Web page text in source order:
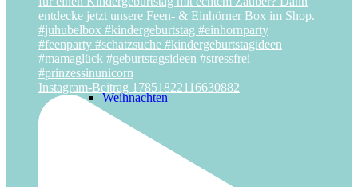
Weihnachten
Instagram-Beitrag 17851822116630882